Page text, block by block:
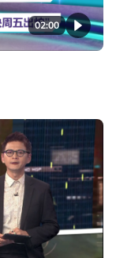
02:00